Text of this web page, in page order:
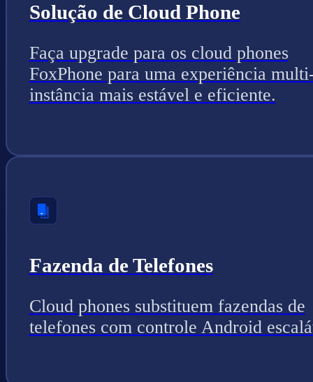
Solução de Cloud Phone
Faça upgrade para os cloud phones
FoxPhone para uma experiência
instância mais estável e eficiente.
Fazenda de Telefones
Cloud phones substituem fazendas de
telefones com controle Android